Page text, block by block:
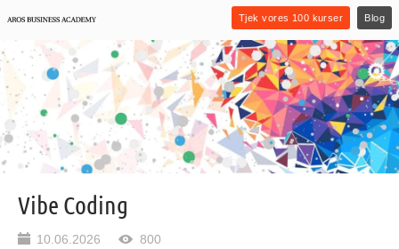
Tjek vores 100 kurser Blog
Vibe Coding
10.06.2026 800